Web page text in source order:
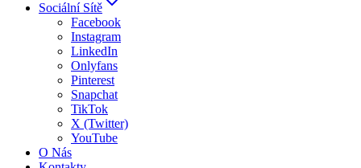
Sociální Sítě
Facebook
Instagram
LinkedIn
Onlyfans
Pinterest
Snapchat
TikTok
X (Twitter)
YouTube
O Nás